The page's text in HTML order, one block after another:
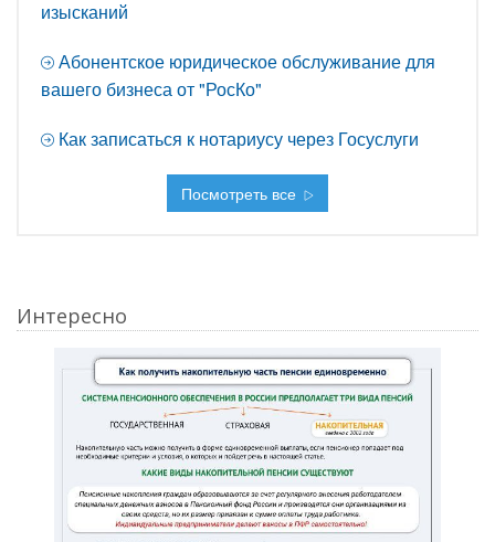
изысканий
Абонентское юридическое обслуживание для
вашего бизнеса от "РосКо"
Как записаться к нотариусу через Госуслуги
Посмотреть все
Интересно